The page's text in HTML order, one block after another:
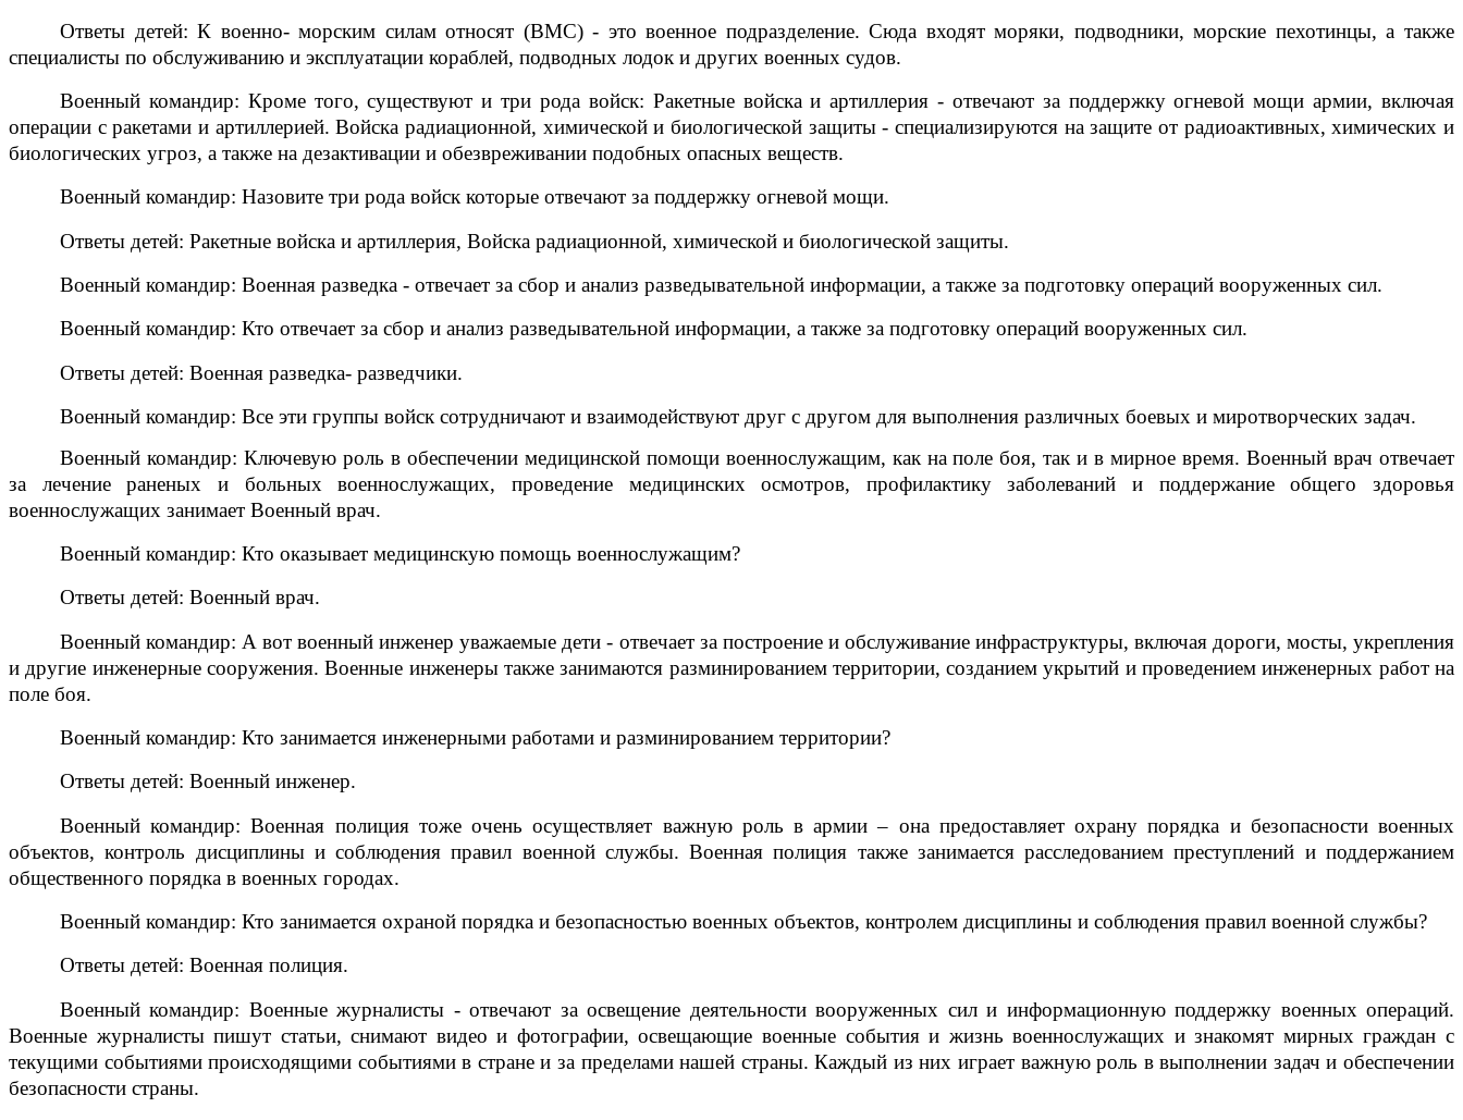
Ответы детей: К военно- морским силам относят (ВМС) - это военное подразделение. Сюда входят моряки, подводники, морские пехотинцы, а также
специалисты по обслуживанию и эксплуатации кораблей, подводных лодок и других военных судов.
Военный командир: Кроме того, существуют и три рода войск: Ракетные войска и артиллерия - отвечают за поддержку огневой мощи армии, включая
операции с ракетами и артиллерией. Войска радиационной, химической и биологической защиты - специализируются на защите от радиоактивных, химических и
биологических угроз, а также на дезактивации и обезвреживании подобных опасных веществ.
Военный командир: Назовите три рода войск которые отвечают за поддержку огневой мощи.
Ответы детей: Ракетные войска и артиллерия, Войска радиационной, химической и биологической защиты.
Военный командир: Военная разведка - отвечает за сбор и анализ разведывательной информации, а также за подготовку операций вооруженных сил.
Военный командир: Кто отвечает за сбор и анализ разведывательной информации, а также за подготовку операций вооруженных сил.
Ответы детей: Военная разведка- разведчики.
Военный командир: Все эти группы войск сотрудничают и взаимодействуют друг с другом для выполнения различных боевых и миротворческих задач.
Военный командир: Ключевую роль в обеспечении медицинской помощи военнослужащим, как на поле боя, так и в мирное время. Военный врач отвечает
за лечение раненых и больных военнослужащих, проведение медицинских осмотров, профилактику заболеваний и поддержание общего здоровья
военнослужащих занимает Военный врач.
Военный командир: Кто оказывает медицинскую помощь военнослужащим?
Ответы детей: Военный врач.
Военный командир: А вот военный инженер уважаемые дети - отвечает за построение и обслуживание инфраструктуры, включая дороги, мосты, укрепления
и другие инженерные сооружения. Военные инженеры также занимаются разминированием территории, созданием укрытий и проведением инженерных работ на
поле боя.
Военный командир: Кто занимается инженерными работами и разминированием территории?
Ответы детей: Военный инженер.
Военный командир: Военная полиция тоже очень осуществляет важную роль в армии – она предоставляет охрану порядка и безопасности военных
объектов, контроль дисциплины и соблюдения правил военной службы. Военная полиция также занимается расследованием преступлений и поддержанием
общественного порядка в военных городах.
Военный командир: Кто занимается охраной порядка и безопасностью военных объектов, контролем дисциплины и соблюдения правил военной службы?
Ответы детей: Военная полиция.
Военный командир: Военные журналисты - отвечают за освещение деятельности вооруженных сил и информационную поддержку военных операций.
Военные журналисты пишут статьи, снимают видео и фотографии, освещающие военные события и жизнь военнослужащих и знакомят мирных граждан с
текущими событиями происходящими событиями в стране и за пределами нашей страны. Каждый из них играет важную роль в выполнении задач и обеспечении
безопасности страны.